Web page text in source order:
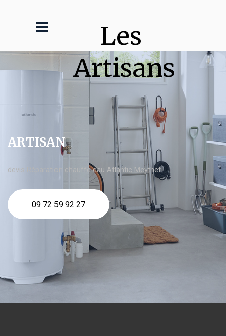
Les
Artisans
ARTISAN
devis Réparation chauffe eau Atlantic Meythet
09 72 59 92 27